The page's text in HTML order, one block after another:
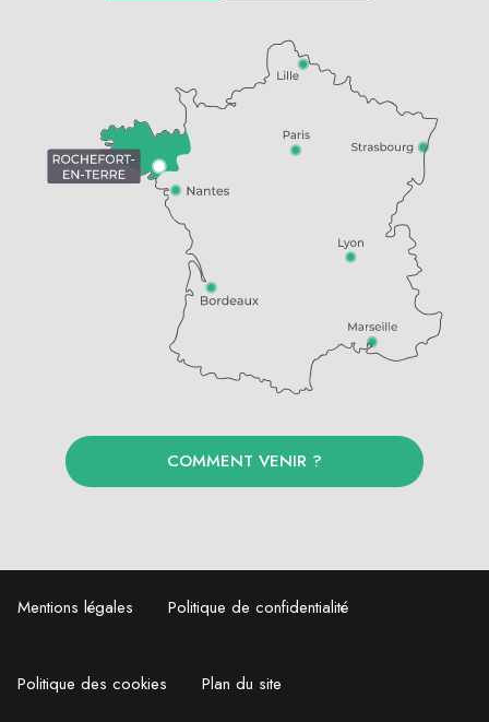
COMMENT VENIR ?
Mentions légales Politique de confidentialité
Politique des cookies Plan du site